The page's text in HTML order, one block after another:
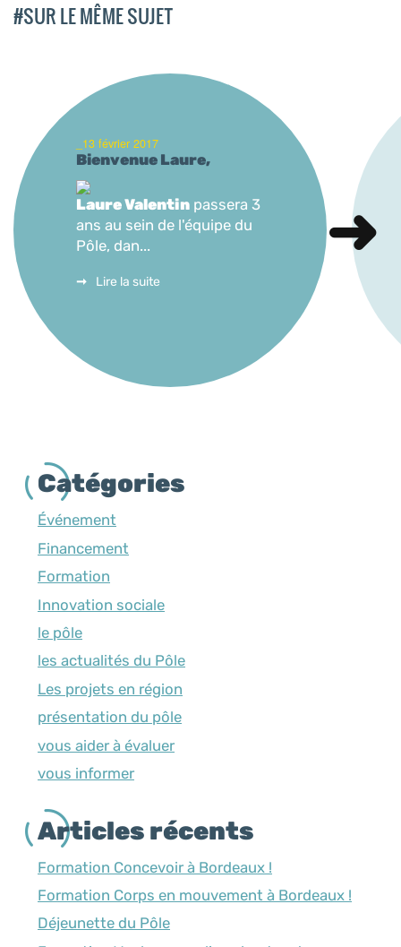
#SUR LE MÊME SUJET
_13 février 2017
Bienvenue Laure,
Laure Valentin passera 3
ans au sein de l'équipe du
Pôle, dan...
Lire la suite
Catégories
Événement
Financement
Formation
Innovation sociale
le pôle
les actualités du Pôle
Les projets en région
présentation du pôle
vous aider à évaluer
vous informer
Articles récents
Formation Concevoir à Bordeaux !
Formation Corps en mouvement à Bordeaux !
Déjeunette du Pôle